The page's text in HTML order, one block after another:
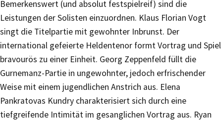
Bemerkenswert (und absolut festspielreif) sind die
Leistungen der Solisten einzuordnen. Klaus Florian Vogt
singt die Titelpartie mit gewohnter Inbrunst. Der
international gefeierte Heldentenor formt Vortrag und Spiel
bravourös zu einer Einheit. Georg Zeppenfeld füllt die
Gurnemanz-Partie in ungewohnter, jedoch erfrischender
Weise mit einem jugendlichen Anstrich aus. Elena
Pankratovas Kundry charakterisiert sich durch eine
tiefgreifende Intimität im gesanglichen Vortrag aus. Ryan